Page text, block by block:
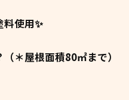
使用✨
＊屋根面積80㎡まで）